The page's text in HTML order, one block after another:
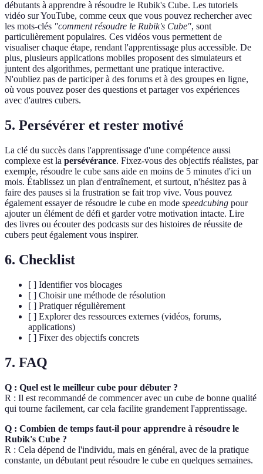
débutants à apprendre à résoudre le Rubik's Cube. Les tutoriels
vidéo sur YouTube, comme ceux que vous pouvez rechercher avec
les mots-clés "comment résoudre le Rubik's Cube", sont
particulièrement populaires. Ces vidéos vous permettent de
visualiser chaque étape, rendant l'apprentissage plus accessible. De
plus, plusieurs applications mobiles proposent des simulateurs et
juntent des algorithmes, permettant une pratique interactive.
N'oubliez pas de participer à des forums et à des groupes en ligne,
où vous pouvez poser des questions et partager vos expériences
avec d'autres cubers.
5. Persévérer et rester motivé
La clé du succès dans l'apprentissage d'une compétence aussi
complexe est la persévérance. Fixez-vous des objectifs réalistes, par
exemple, résoudre le cube sans aide en moins de 5 minutes d'ici un
mois. Établissez un plan d'entraînement, et surtout, n'hésitez pas à
faire des pauses si la frustration se fait trop vive. Vous pouvez
également essayer de résoudre le cube en mode speedcubing pour
ajouter un élément de défi et garder votre motivation intacte. Lire
des livres ou écouter des podcasts sur des histoires de réussite de
cubers peut également vous inspirer.
6. Checklist
[ ] Identifier vos blocages
[ ] Choisir une méthode de résolution
[ ] Pratiquer régulièrement
[ ] Explorer des ressources externes (vidéos, forums,
applications)
[ ] Fixer des objectifs concrets
7. FAQ
Q : Quel est le meilleur cube pour débuter ?
R : Il est recommandé de commencer avec un cube de bonne qualité
qui tourne facilement, car cela facilite grandement l'apprentissage.
Q : Combien de temps faut-il pour apprendre à résoudre le
Rubik's Cube ?
R : Cela dépend de l'individu, mais en général, avec de la pratique
constante, un débutant peut résoudre le cube en quelques semaines.